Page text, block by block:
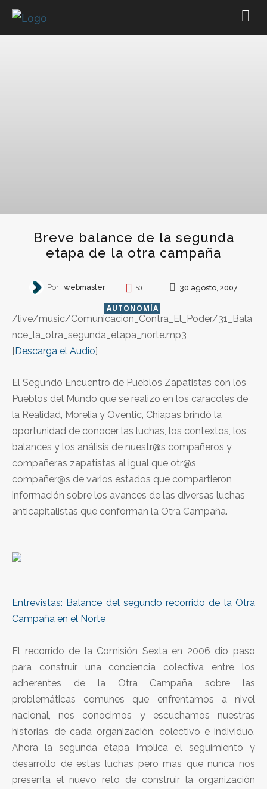
Breve balance de la segunda
etapa de la otra campaña
Por: webmaster 50 30 agosto, 2007
AUTONOMÍA
/live/music/Comunicacion_Contra_El_Poder/31_Bala
nce_la_otra_segunda_etapa_norte.mp3
[Descarga el Audio]
El Segundo Encuentro de Pueblos Zapatistas con los
Pueblos del Mundo que se realizo en los caracoles de
la Realidad, Morelia y Oventic, Chiapas brindó la
oportunidad de conocer las luchas, los contextos, los
balances y los análisis de nuestr@s compañeros y
compañeras zapatistas al igual que otr@s
compañer@s de varios estados que compartieron
información sobre los avances de las diversas luchas
anticapitalistas que conforman la Otra Campaña.
Entrevistas: Balance del segundo recorrido de la Otra
Campaña en el Norte
El recorrido de la Comisión Sexta en 2006 dio paso
para construir una conciencia colectiva entre los
adherentes de la Otra Campaña sobre las
problemáticas comunes que enfrentamos a nivel
nacional, nos conocimos y escuchamos nuestras
historias, de cada organización, colectivo e individuo.
Ahora la segunda etapa implica el seguimiento y
desarrollo de estas luchas pero mas que nunca nos
presenta el nuevo reto de construir la organización